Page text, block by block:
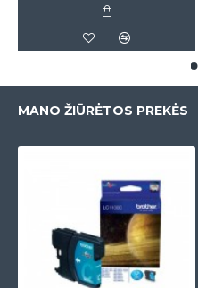
MANO ŽIŪRĖTOS PREKĖS